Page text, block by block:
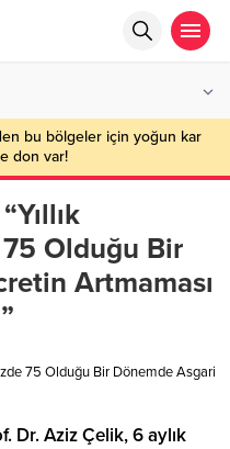
bu bölgeler için yoğun kar
don var!
Olduğu Bir
Artmaması
75 Olduğu Bir Dönemde Asgari
Dr. Aziz Çelik, 6 aylık